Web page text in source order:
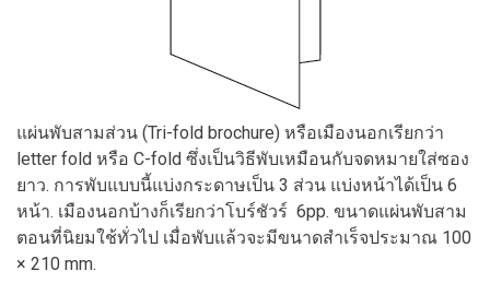
แผ่นพับสามส่วน (Tri-fold brochure) หรือเมืองนอกเรียกว่า
letter fold หรือ C-fold ซึ่งเป็นวิธีพับเหมือนกับจดหมายใส่ซอง
ยาว. การพับแบบนี้แบ่งกระดาษเป็น 3 ส่วน แบ่งหน้าได้เป็น 6
หน้า. เมืองนอกบ้างก็เรียกว่าโบร์ชัวร์ 6pp. ขนาดแผ่นพับสาม
ตอนที่นิยมใช้ทั่วไป เมื่อพับแล้วจะมีขนาดสำเร็จประมาณ 100
× 210 mm.